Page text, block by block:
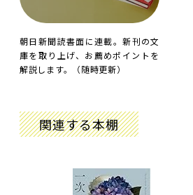
朝日新聞読書面に連載。新刊の文
庫を取り上げ、お薦めポイントを
解説します。（随時更新）
関連する本棚